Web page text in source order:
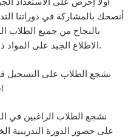
أنصحك بالمشاركة في دوراتنا
بالنجاح من جميع الطلاب
الاطلاع الجيد على المواد ذات الصلة والتدريب على الاختبار فيها.
نشجع الطلاب على التسجيل
خوض هذه الاختبارات في تزايد مطّرد!
نشجع الطلاب الراغبين في
على حضور الدورة التدريبية